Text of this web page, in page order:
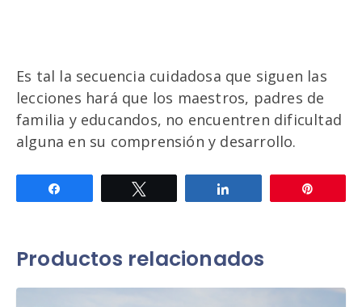
Es tal la secuencia cuidadosa que siguen las
lecciones hará que los maestros, padres de
familia y educandos, no encuentren dificultad
alguna en su comprensión y desarrollo.
Productos relacionados